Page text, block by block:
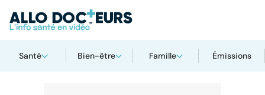
Santé Bien-être Famille Émissions